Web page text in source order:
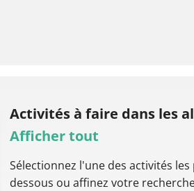
Activités à faire dans les
Afficher tout
Sélectionnez l'une des activités
dessous ou affinez votre